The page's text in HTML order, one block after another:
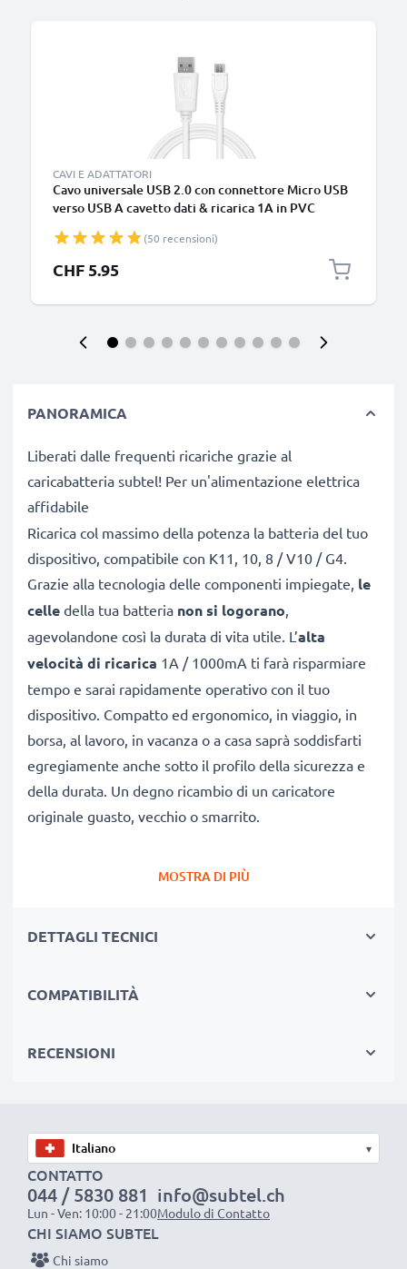
CAVI E ADATTATORI
Cavo universale USB 2.0 con connettore Micro USB
verso USB A cavetto dati & ricarica 1A in PVC
(50 recensioni)
CHF 5.95
PANORAMICA
Liberati dalle frequenti ricariche grazie al
caricabatteria subtel! Per un'alimentazione elettrica
affidabile
Ricarica col massimo della potenza la batteria del tuo
dispositivo, compatibile con K11, 10, 8 / V10 / G4.
Grazie alla tecnologia delle componenti impiegate, le
celle della tua batteria non si logorano,
agevolandone così la durata di vita utile. L’alta
velocità di ricarica 1A / 1000mA ti farà risparmiare
tempo e sarai rapidamente operativo con il tuo
dispositivo. Compatto ed ergonomico, in viaggio, in
borsa, al lavoro, in vacanza o a casa saprà soddisfarti
egregiamente anche sotto il profilo della sicurezza e
della durata. Un degno ricambio di un caricatore
originale guasto, vecchio o smarrito.
un caricatore che fa bene
ricaricare
leggero, che non scalda né ingombra
componenti evitano un rapido logorio delle celle,
tensione di esercizio
✔ Filo resistente e flessibile, ma che non si aggroviglia
+ Materiale piacevole al tatto
✔ Sicurezza certificata: protezione da corto circuito,
surriscaldamento e sovratensione
MOSTRA DI PIÙ
DETTAGLI TECNICI
COMPATIBILITÀ
RECENSIONI
▾
CONTATTO
044 / 5830 881
Lun - Ven: 10:00 - 21:00
info@subtel.ch
Modulo di Contatto
CHI SIAMO SUBTEL
Chi siamo